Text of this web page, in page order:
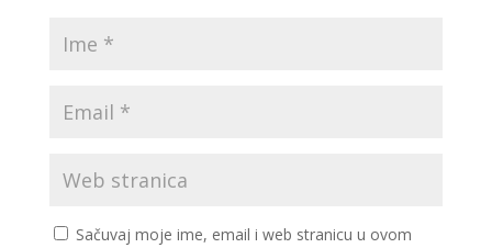
Sačuvaj moje ime, email i web stranicu u ovom